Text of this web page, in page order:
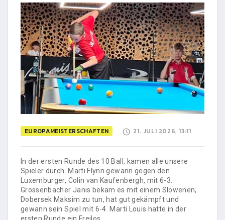
EUROPAMEISTERSCHAFTEN 21. JULI 2026, 13:11
In der ersten Runde des 10 Ball, kamen alle unsere
Spieler durch. Marti Flynn gewann gegen den
Luxemburger, Colin van Kaufenbergh, mit 6-3.
Grossenbacher Janis bekam es mit einem Slowenen,
Dobersek Maksim zu tun, hat gut gekämpft und
gewann sein Spiel mit 6-4. Marti Louis hatte in der